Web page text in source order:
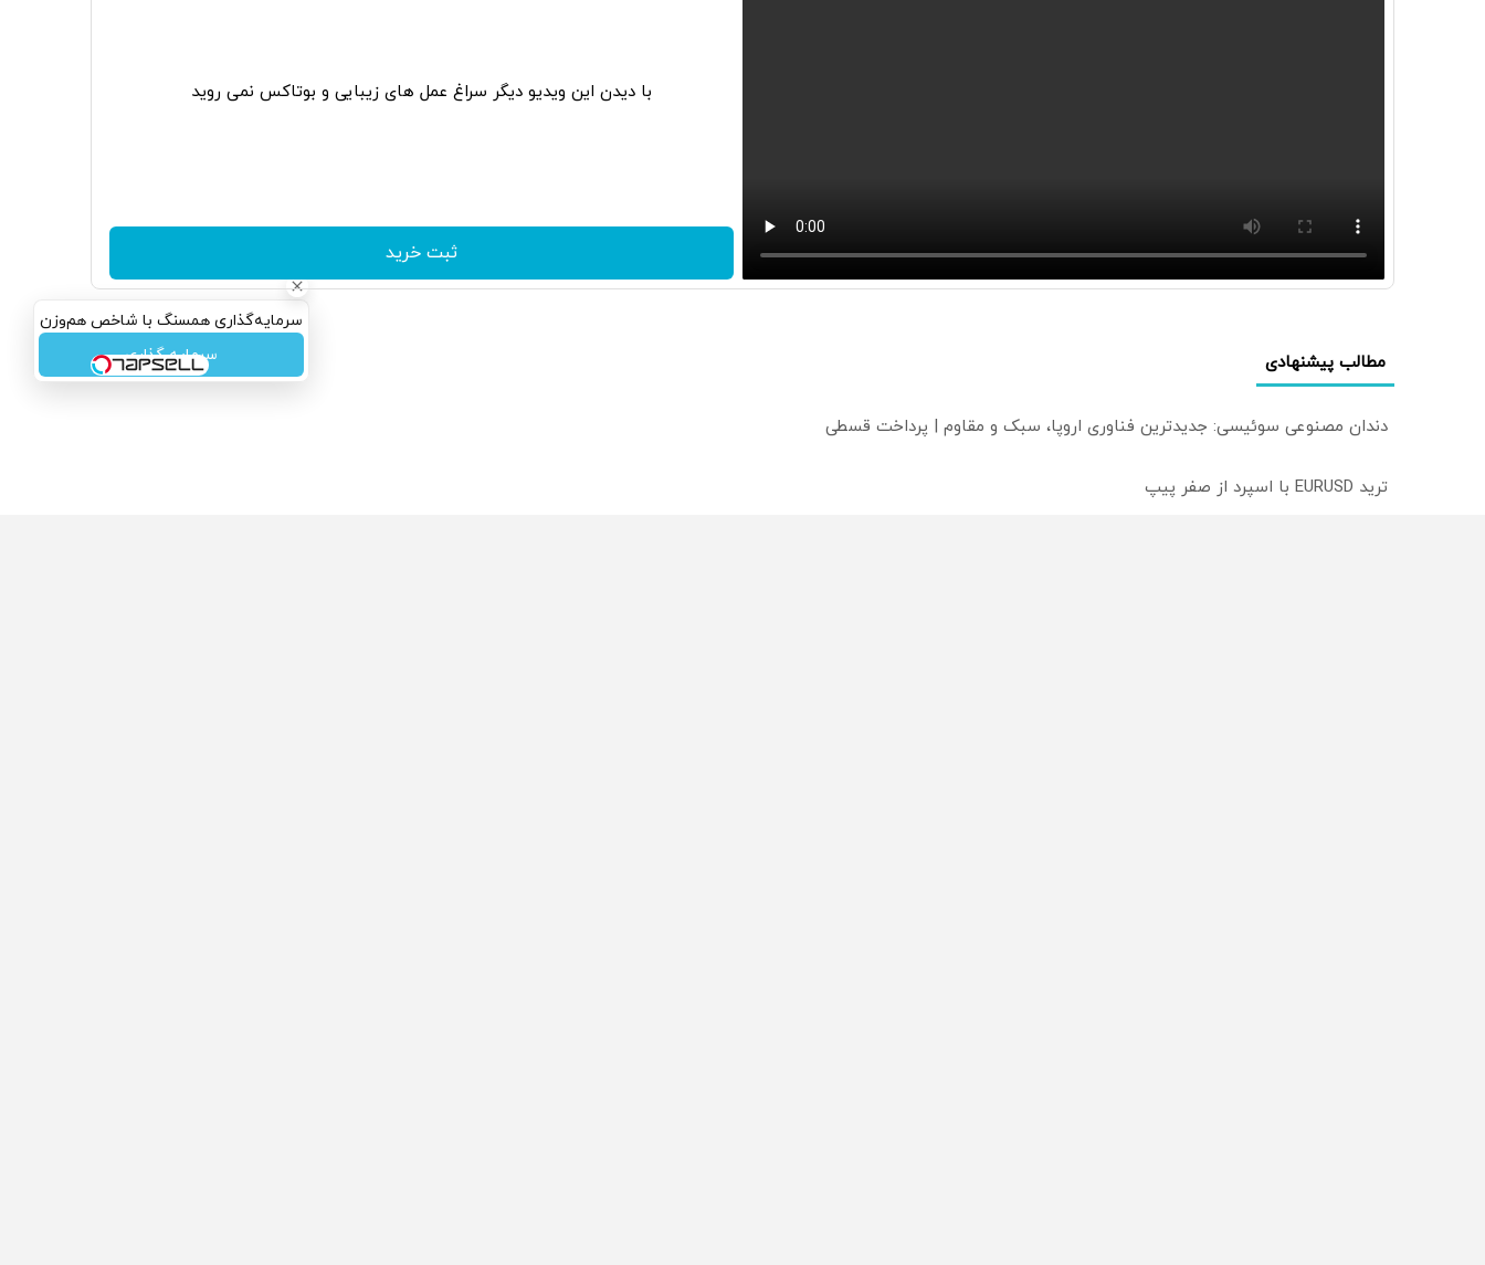
سرمایه‌گذاری همسنگ با شاخص هم‌وزن
سرمایه گذاری
با دیدن این ویدیو دیگر سراغ عمل های زیبایی و بوتاکس نمی روید
ثبت خرید
مطالب پیشنهادی
دندان مصنوعی سوئیسی: جدیدترین فناوری اروپا، سبک و مقاوم | پرداخت قسطی
ترید EURUSD با اسپرد از صفر پیپ